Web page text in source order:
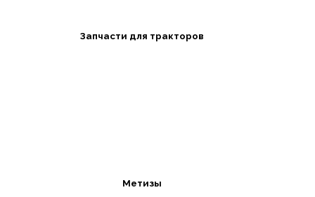
Запчасти для тракторов
Метизы